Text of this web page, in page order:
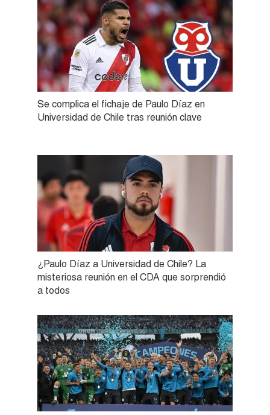
Se complica el fichaje de Paulo Díaz en
Universidad de Chile tras reunión clave
¿Paulo Díaz a Universidad de Chile? La
misteriosa reunión en el CDA que sorprendió
a todos